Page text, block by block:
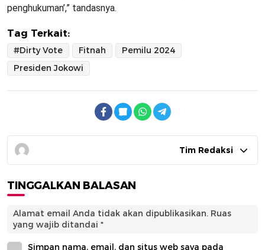
penghukuman’,” tandasnya.
Tag Terkait:
#Dirty Vote Fitnah
Pemilu 2024
Presiden Jokowi
Tim Redaksi
TINGGALKAN BALASAN
Alamat email Anda tidak akan dipublikasikan. Ruas
yang wajib ditandai *
Simpan nama, email, dan situs web saya pada